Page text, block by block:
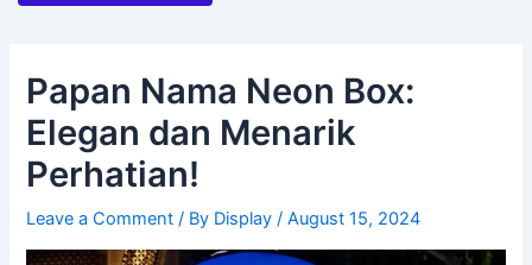
Papan Nama Neon Box:
Elegan dan Menarik
Perhatian!
Leave a Comment / By Display/August 15, 2024